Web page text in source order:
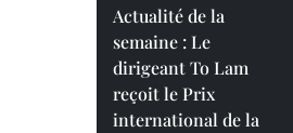
Actualité de la
semaine : Le
dirigeant To Lam
reçoit le Prix
international de la